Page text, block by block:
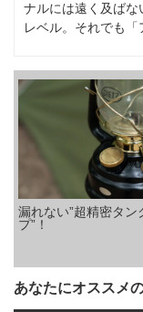
ナルには遠く及ば
レベル。それでも「
漏れない”超精密タン
プ”！
あなたにオススメ